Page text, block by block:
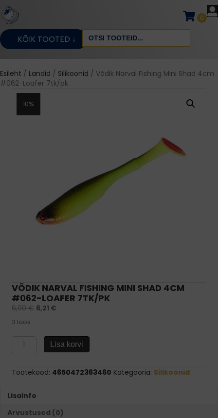
0
KÕIK TOOTED ↓
Search
for:
Esileht / Landid / Silikoonid / Võdik Narval Fishing Mini Shad 4cm
#062-Loafer 7tk/pk
10%
VÕDIK NARVAL FISHING MINI SHAD 4CM
#062-LOAFER 7TK/PK
6,90€ 6,21 €
3 laos
Võdik
Mini
#062-
Loafer
Lisa korvi
Tootekood: 4650472363460 Kategooria: Silikoonid
Lisainfo
Arvustused (0)